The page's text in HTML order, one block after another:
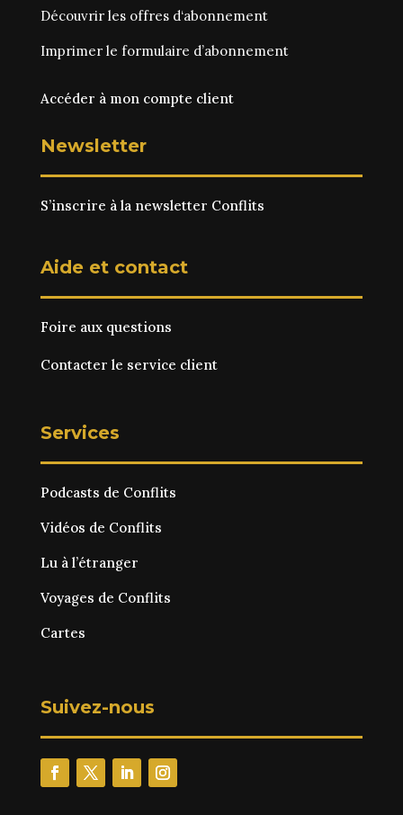
Découvrir les offres d‘abonnement
Imprimer le formulaire d’abonnement
Accéder à mon compte client
Newsletter
S’inscrire à la newsletter Conflits
Aide et contact
Foire aux questions
Contacter le service client
Services
Podcasts de Conflits
Vidéos de Conflits
Lu à l’étranger
Voyages de Conflits
Cartes
Suivez-nous